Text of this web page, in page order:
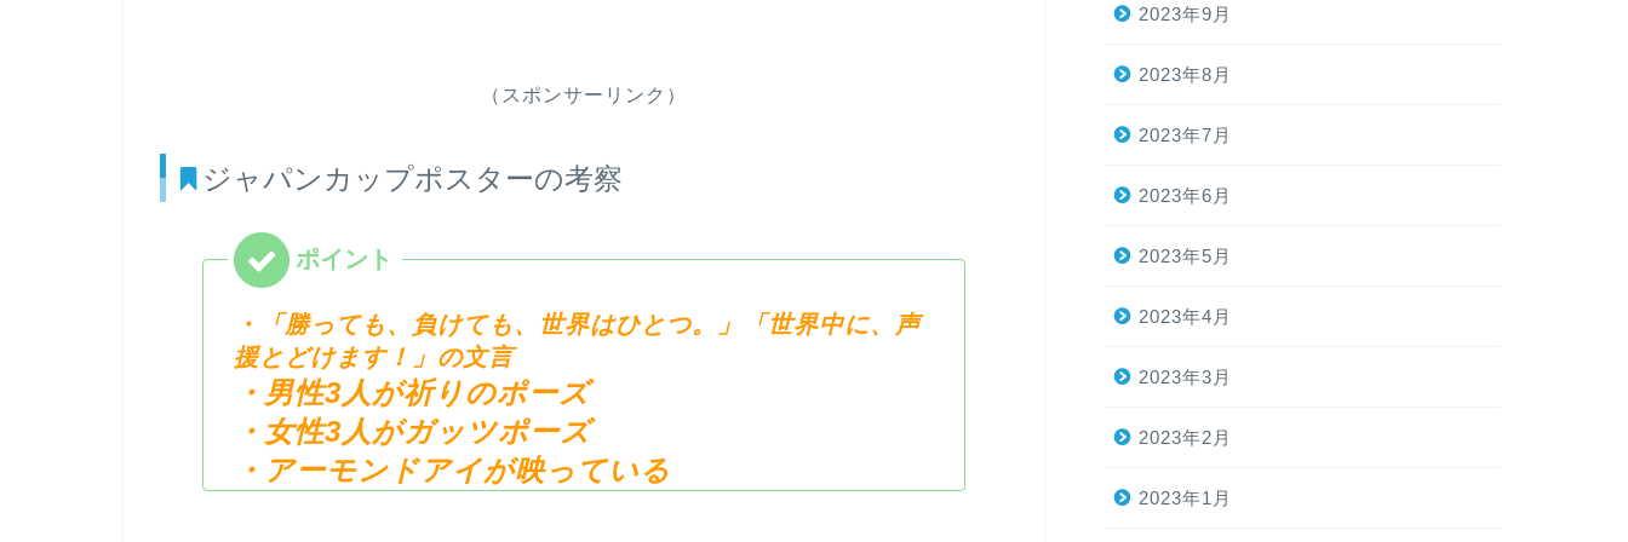
（スポンサーリンク）
ジャパンカップポスターの考察
・「勝っても、負けても、世界はひとつ。」「世界中に、声
援とどけます！」の文言
・男性3人が祈りのポーズ
・女性3人がガッツポーズ
・アーモンドアイが映っている
2023年9月
2023年8月
2023年7月
2023年6月
2023年5月
2023年4月
2023年3月
2023年2月
2023年1月